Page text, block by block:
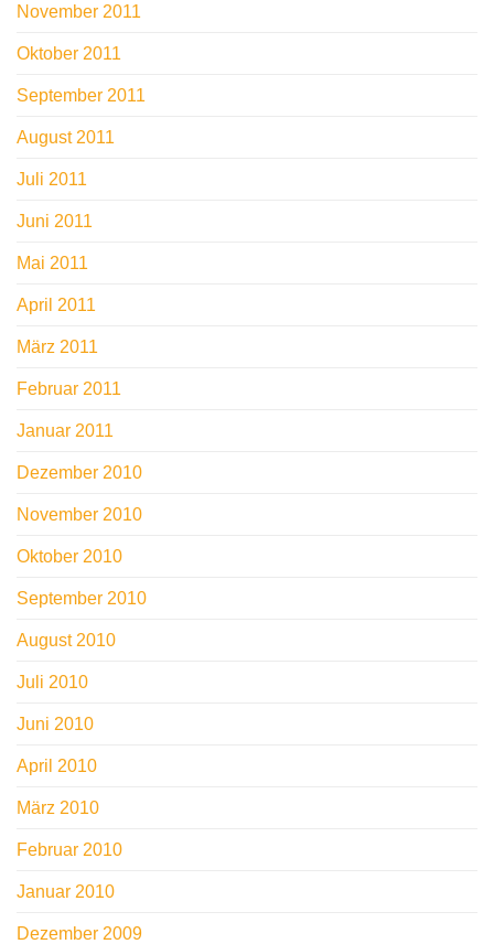
November 2011
Oktober 2011
September 2011
August 2011
Juli 2011
Juni 2011
Mai 2011
April 2011
März 2011
Februar 2011
Januar 2011
Dezember 2010
November 2010
Oktober 2010
September 2010
August 2010
Juli 2010
Juni 2010
April 2010
März 2010
Februar 2010
Januar 2010
Dezember 2009